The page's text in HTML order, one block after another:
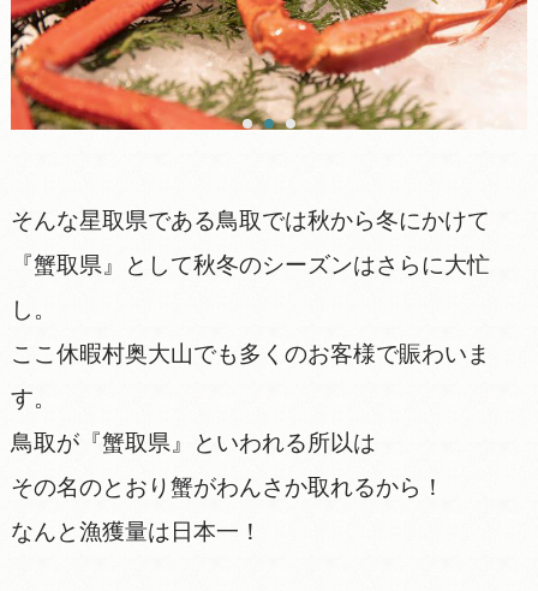
そんな星取県である鳥取では秋から冬にかけて
『蟹取県』として秋冬のシーズンはさらに大忙
し。
ここ休暇村奥大山でも多くのお客様で賑わいま
す。
鳥取が『蟹取県』といわれる所以は
その名のとおり蟹がわんさか取れるから！
なんと漁獲量は日本一！